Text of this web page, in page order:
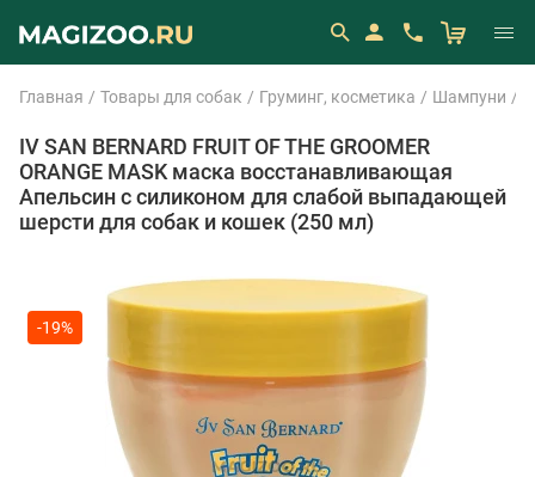
Главная Товары для собак Груминг, косметика Шампуни
IV SAN BERNARD FRUIT OF THE GROOMER
ORANGE MASK маска восстанавливающая
Апельсин с силиконом для слабой выпадающей
шерсти для собак и кошек (250 мл)
-19%